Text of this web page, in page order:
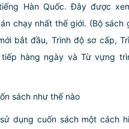
Hàn Quốc. Đây được
chạy nhất thế giới. (Bộ sách
bắt đầu, Trình độ sơ cấp,
hàng ngày và Từ vựng
sách như thế nào
dụng cuốn sách một cách